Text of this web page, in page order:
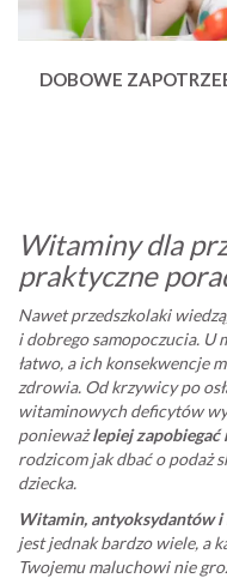
DOBOWE
Witaminy dla
praktyczne
Nawet przedszkolaki
i dobrego samopoczucia. U
łatwo, a ich konsekwencje
zdrowia. Od krzywicy po
witaminowych deficytów
ponieważlepiej zapobiegać
rodzicom jak dbać o podaż
dziecka.
Witamin, antyoksydantów i
jest jednak bardzo wiele, a
Twojemu maluchowi nie